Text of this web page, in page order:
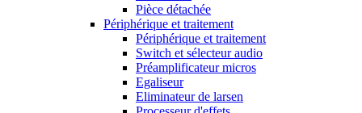
Pièce détachée
Périphérique et traitement
Périphérique et traitement
Switch et sélecteur audio
Préamplificateur micros
Egaliseur
Eliminateur de larsen